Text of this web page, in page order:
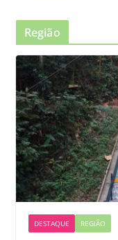
Região
DESTAQUE REGIÃO